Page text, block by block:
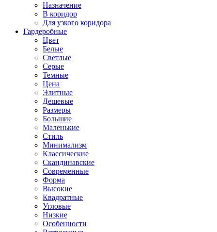
Назначение
В коридор
Для узкого коридора
Гардеробные
Цвет
Белые
Светлые
Серые
Темные
Цена
Элитные
Дешевые
Размеры
Большие
Маленькие
Стиль
Минимализм
Классические
Скандинавские
Современные
Форма
Высокие
Квадратные
Угловые
Низкие
Особенности